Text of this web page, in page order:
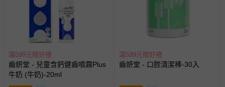
滿599元贈好禮
齒妍堂 - 兒童含鈣健齒噴霧Plus
牛奶 (牛奶)-20ml
滿599元贈好禮
齒妍堂 - 口腔清潔棒-30入